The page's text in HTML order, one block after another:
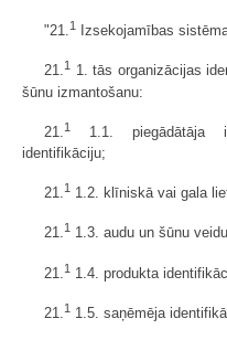
"21.1 Izsekojamības
21.1
1. tās organizācijas
šūnu izmantošanu:
21. 1
1.1. piegādātāja
identifikāciju;
21.1 1.2. klīniskā vai gala
21.1 1.3. audu un šūnu
21. 1 1.4. produkta
21.1 1.5. saņēmēja